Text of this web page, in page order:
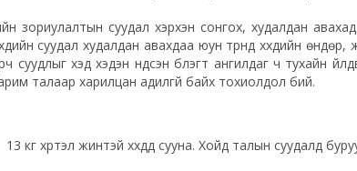
зориулалтын суудал хэрхэн сонгох, худалдан
суудал худалдан авахдаа юун түрүүнд хүүхдийн
суудлыг хэд хэдэн үндсэн бүлэгт ангилдаг ч тухайн
талаар харилцан адилгүй байх тохиолдол бий.
кг хүртэл жинтэй хүүхдүүд сууна. Хойд талын суудалд